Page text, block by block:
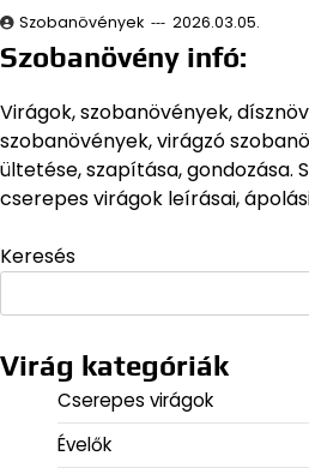
Szobanövények 2026.03.05.
Szobanövény infó:
Virágok, szobanövények,
szobanövények, virágzó
ültetése, szapítása, gondozása.
cserepes virágok leírásai,
Keresés
Virág kategóriák
Cserepes virágok
Évelők